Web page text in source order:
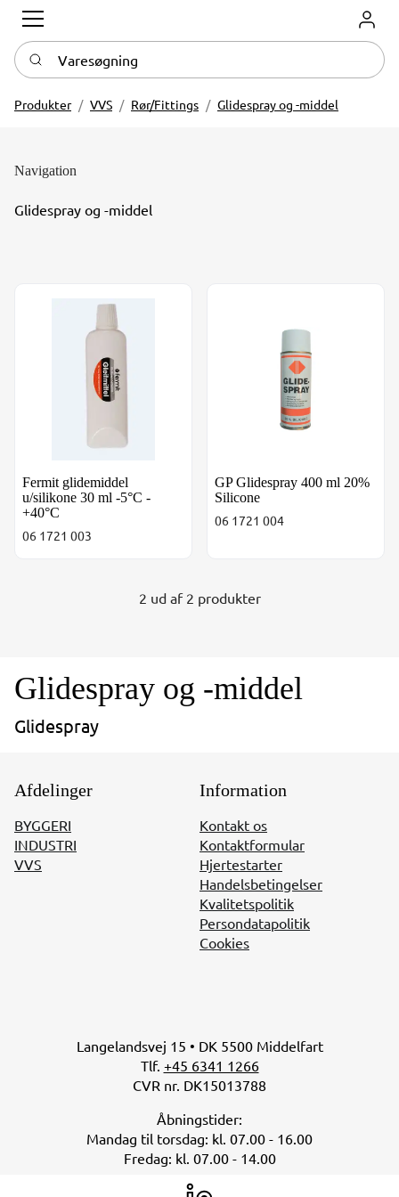
Log
Varesøgning
Produkter VVS Rør/Fittings Glidespray og -middel
Navigation
Glidespray og -middel
Fermit glidemiddel u/silikone 30 ml -5°C - +40°C
Fermit glidemiddel
u/silikone 30 ml -5°C -
+40°C
06 1721 003
GP Glidespray 400 ml 20%
Silicone
06 1721 004
2 ud af 2 produkter
Glidespray og -middel
Glidespray
Afdelinger
BYGGERI
INDUSTRI
VVS
Information
Kontakt os
Kontaktformular
Hjertestarter
Handelsbetingelser
Kvalitetspolitik
Persondatapolitik
Cookies
Langelandsvej 15 • DK 5500 Middelfart
Tlf. +45 6341 1266
CVR nr. DK15013788
Åbningstider:
Mandag til torsdag: kl. 07.00 - 16.00
Fredag: kl. 07.00 - 14.00